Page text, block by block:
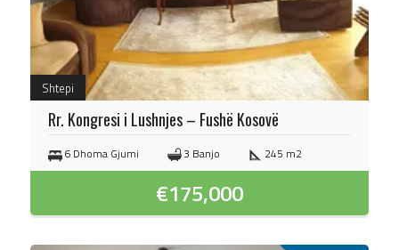
Shtepi
Rr. Kongresi i Lushnjes – Fushë Kosovë
6 Dhoma Gjumi 3 Banjo 245 m2
€175,000